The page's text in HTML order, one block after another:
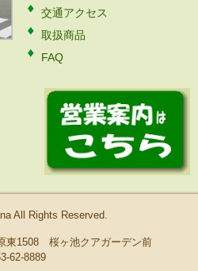
交通アクセス
取扱商品
FAQ
All Rights Reserved.
東1508 桜ヶ池クアガーデン前
62-8889